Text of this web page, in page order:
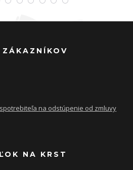
ZÁKAZNÍKOV
na odstúpenie od zmluvy
NA KRST